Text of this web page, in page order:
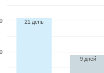
21 день
9 дней